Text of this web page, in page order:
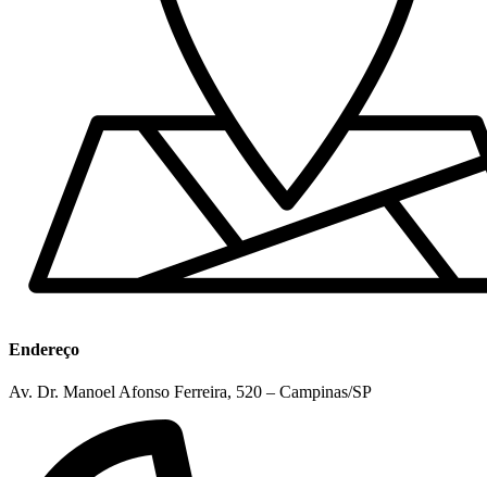
Endereço
Av. Dr. Manoel Afonso Ferreira, 520 – Campinas/SP